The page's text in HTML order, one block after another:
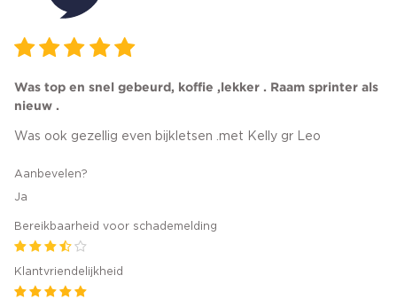
Was top en snel gebeurd, koffie ,lekker . Raam sprinter als
nieuw .
Was ook gezellig even bijkletsen .met Kelly gr Leo
Aanbevelen?
Ja
Bereikbaarheid voor schademelding
Klantvriendelijkheid